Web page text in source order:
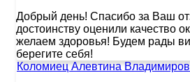
Добрый день! Спасибо за Ваш
достоинству оценили качество
желаем здоровья! Будем рады
берегите себя!
Коломиец Алевтина